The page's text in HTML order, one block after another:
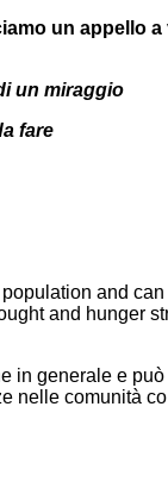
un appello a
un miraggio
fare
and can
and hunger
in generale e
nelle comunità